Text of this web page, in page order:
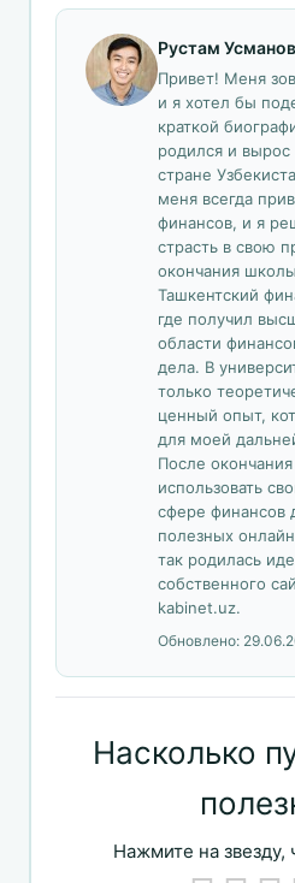
Рустам Усманов
Привет! Меня
и я хотел бы
краткой
родился и вырос
стране
меня всегда
финансов, и я
страсть в свою
окончания
Ташкентский
где получил
области
дела. В
только
ценный опыт,
для моей
После
использовать
сфере финансов
полезных
так родилась
собственного
kabinet.uz.
Обновлено:
Насколько
Нажмите на звезду,